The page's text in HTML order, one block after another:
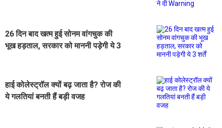
26 दिन बाद खत्म हुई सोनम वांगचुक की
भूख हड़ताल, सरकार को माननी पड़ेगी ये 3
हाई कोलेस्ट्रॉल क्यों बढ़ जाता है? रोज की
ये गलतियां बनती हैं बड़ी वजह